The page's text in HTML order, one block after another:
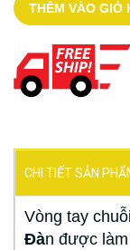
THÊM VÀO GIỎ
CHI TIẾT SẢN
Vòng tay
Đàn được